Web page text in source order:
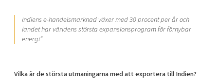
Indiens e-handelsmarknad växer med 30 procent per år och
landet har världens största expansionsprogram för förnybar
energi”
Vilka är de största utmaningarna med att exportera till Indien?